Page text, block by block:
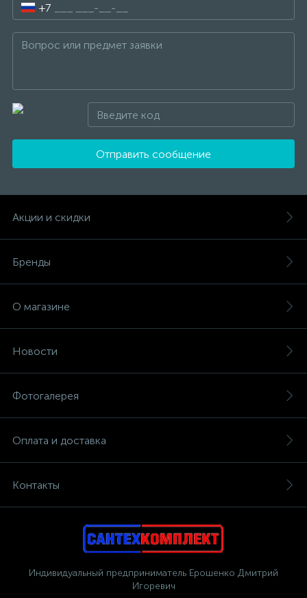
+7
Отправить сообщение
Акции и скидки
Бренды
О магазине
Новости
Фотогалерея
Оплата и доставка
Контакты
Индивидуальный предприниматель Ерошенко Дмитрий
Игоревич